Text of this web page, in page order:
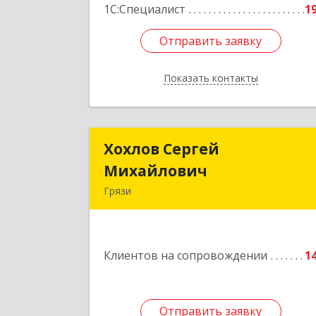
1С:Специалист
Отправить заявку
Показать контакты
Отправить заявку
Назад
Хохлов Сергей
Михайлович
Грязи
Клиентов на сопровождении
Отправить заявку
Хохлов Сергей
Отправить заявку